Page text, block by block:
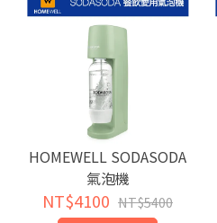
HOMEWELL SODASODA
氣泡機
NT$4100 NT$5400